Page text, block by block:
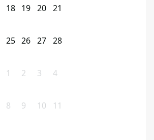
18 19 20 21
25 26 27 28
1 2 3 4
8 9 10 11